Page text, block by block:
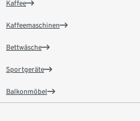
Kaffee
Kaffeemaschinen
Bettwäsche
Sportgeräte
Balkonmöbel